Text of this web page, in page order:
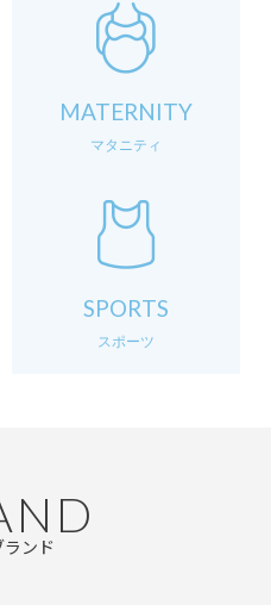
MATERNITY
マタニティ
SPORTS
スポーツ
ンド